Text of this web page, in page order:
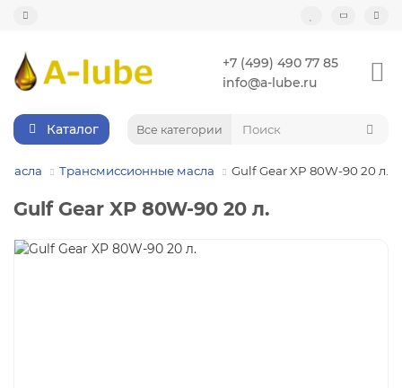
+7 (499) 490 77 85
info@a-lube.ru
Каталог Все категории
Масла Трансмиссионные масла Gulf Gear XP 80W-90 20 л.
Gulf Gear XP 80W-90 20 л.